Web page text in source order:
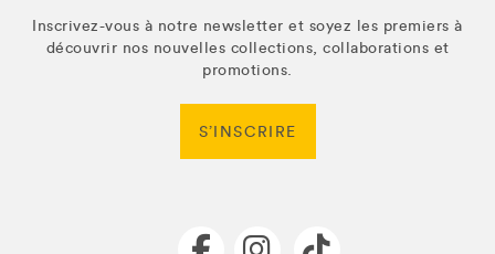
Inscrivez-vous à notre newsletter et soyez les premiers à
découvrir nos nouvelles collections, collaborations et
promotions.
S’INSCRIRE